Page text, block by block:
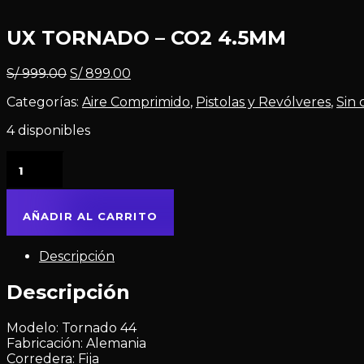
UX TORNADO – CO2 4.5MM
S/999.00 S/899.00
Categorías: Aire Comprimido, Pistolas y Revólveres, Sin
4 disponibles
AÑADIR AL CARRITO
Descripción
Descripción
Modelo: Tornado 44
Fabricación: Alemania
Corredera: Fija